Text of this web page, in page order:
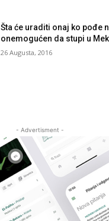
Šta će uraditi onaj ko pođe
onemogućen da stupi u
26 Augusta, 2016
- Advertisment -